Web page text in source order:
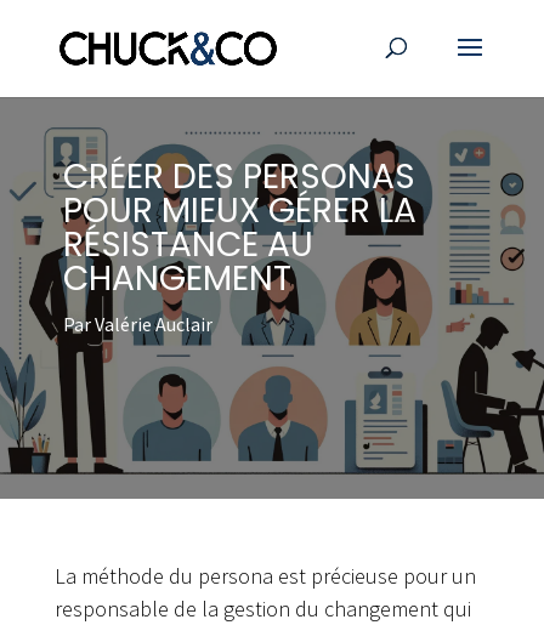
CRÉER DES PERSONAS
POUR MIEUX GÉRER LA
RÉSISTANCE AU
CHANGEMENT
Par Valérie Auclair
La méthode du persona est précieuse pour un
responsable de la gestion du changement qui